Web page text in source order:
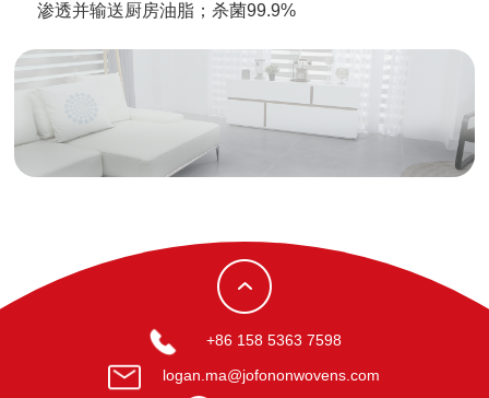
渗透并输送厨房油脂；杀菌99.9%
+86 158 5363 7598
logan.ma@jofononwovens.com